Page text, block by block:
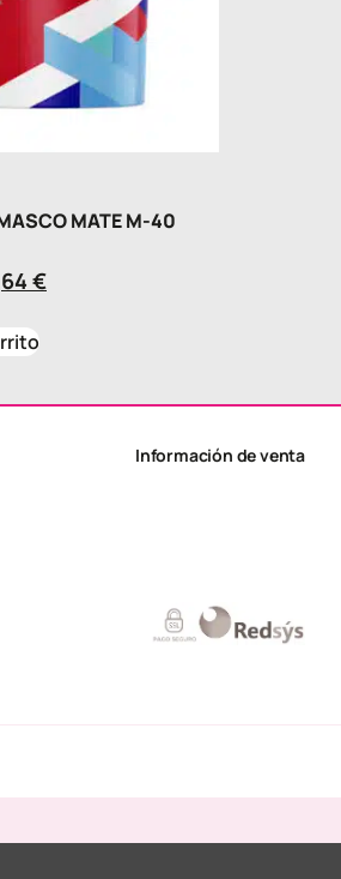
MATE M-40
€
Información de venta